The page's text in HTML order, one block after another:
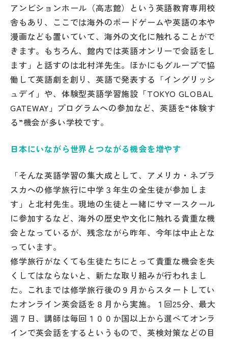
運営会社
アンビションホール（高志館）という英語教育専用校
舎もあり、ここでは海外のボードゲームや英語の本や
漫画なども置いていて、海外の文化に触れることがで
きます。もちろん、館内では英語オンリーで会話をし
ます」と話すのは北村洋先生。ほかにもグループで協
働して英語劇を創り、英語で発表する「イングリッシ
ュデイ」や、体験型英語学習施設「TOKYO GLOBAL
GATEWAY」プログラムへの参加など、英語を“体験す
る”機会が多い学校です。
日本にいながら世界とつながる機会を増やす
「そんな英語学習の集大成として、アメリカ・ネブラ
スカへの修学旅行に中学３年生の全生徒が参加しま
す」と北村先生。現地の生徒と一緒にサマースクール
に参加するなど、海外の歴史や文化に触れる貴重な機
会となっているが、残念ながら昨年、今年は中止とな
っています。
修学旅行がなくても生徒たちにとって貴重な機会を失
くしてはならないと、新たな取り組みが行われまし
た。これまでは修学旅行後の９月からスタートしてい
たオンライン英会話を８月から実施。１回25分、最大
週７日、講師は毎回１００か国以上から選べてオンラ
インで英会話をするというもので、英検対策などの目